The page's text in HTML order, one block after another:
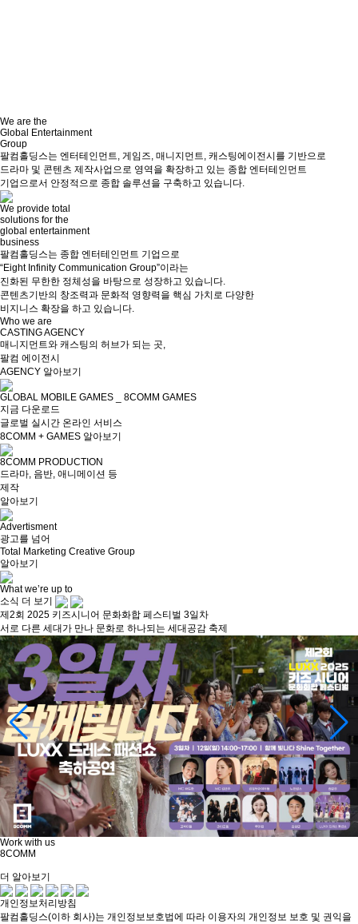
We are the
Global Entertainment
Group
팔컴홀딩스는 엔터테인먼트, 게임즈, 매니지먼트, 캐스팅에이전시를 기반으로
드라마 및 콘텐츠 제작사업으로 영역을 확장하고 있는 종합 엔터테인먼트
기업으로서 안정적으로 종합 솔루션을 구축하고 있습니다.
We provide total
solutions for the
global entertainment
business
팔컴홀딩스는 종합 엔터테인먼트 기업으로
“Eight Infinity Communication Group”이라는
진화된 무한한 정체성을 바탕으로 성장하고 있습니다.
콘텐츠기반의 창조력과 문화적 영향력을 핵심 가치로 다양한
비지니스 확장을 하고 있습니다.
Who we are
CASTING AGENCY
매니지먼트와 캐스팅의 허브가 되는 곳,
팔컴 에이전시
AGENCY 알아보기
GLOBAL MOBILE GAMES _ 8COMM GAMES
지금 다운로드
글로벌 실시간 온라인 서비스
8COMM + GAMES 알아보기
8COMM PRODUCTION
드라마, 음반, 애니메이션 등
제작
알아보기
Advertisment
광고를 넘어
Total Marketing Creative Group
알아보기
What we’re up to
소식 더 보기
제2회 2025 키즈시니어 문화화합 페스티벌 3일차
서로 다른 세대가 만나 문화로 하나되는 세대공감 축제
Work with us
8COMM
더 알아보기
개인정보처리방침
팔컴홀딩스(이하 회사)는 개인정보보호법에 따라 이용자의 개인정보 보호 및 권익을